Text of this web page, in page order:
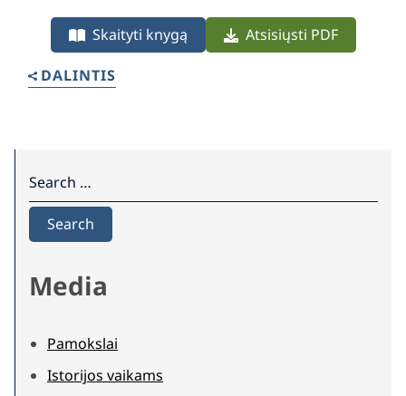
Skaityti knygą Atsisiųsti PDF
DALINTIS
Search for:
Search
Media
Pamokslai
Istorijos vaikams